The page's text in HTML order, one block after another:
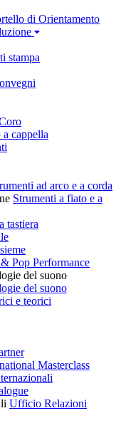
di Orientamento
stampa
cappella
ad arco e a corda
Strumenti a fiato e a
tastiera
Pop Performance
del suono
del suono
e teorici
Masterclass
Ufficio Relazioni